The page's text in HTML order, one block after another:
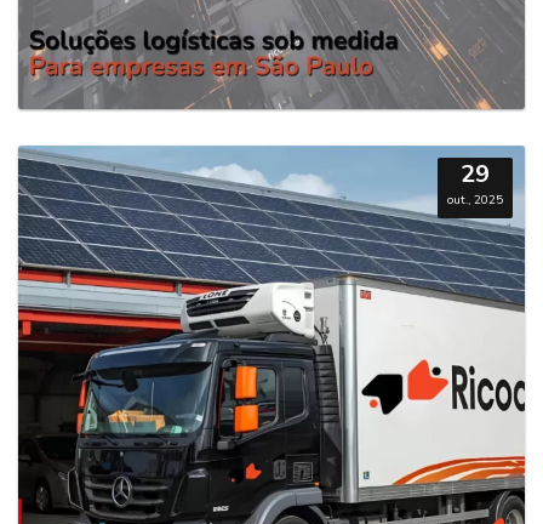
29
out., 2025